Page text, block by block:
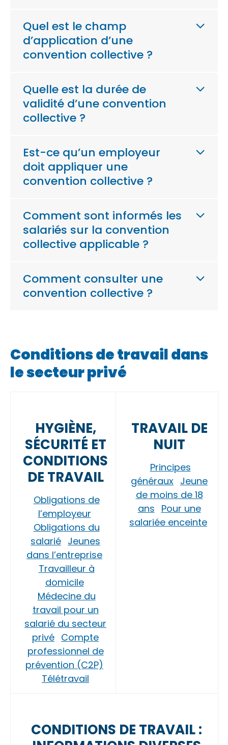
Quel est le champ
d’application d’une
convention collective ?
Quelle est la durée de
validité d’une convention
collective ?
Est-ce qu’un employeur
doit appliquer une
convention collective ?
Comment sont informés les
salariés sur la convention
collective applicable ?
Comment consulter une
convention collective ?
Conditions de travail dans
le secteur privé
HYGIÈNE,
SÉCURITÉ ET
CONDITIONS
DE TRAVAIL
Obligations de
l’employeur
Obligations du
salarié Jeunes
dans l’entreprise
Travailleur à
domicile
Médecine du
travail pour un
salarié du secteur
privé Compte
professionnel de
prévention (C2P)
Télétravail
TRAVAIL DE
NUIT
Principes
généraux Jeune
de moins de 18
ans Pour une
salariée enceinte
CONDITIONS DE TRAVAIL :